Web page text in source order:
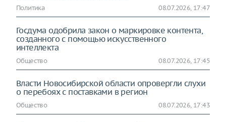
Политика 08.07.2026, 17:47
Госдума одобрила закон о маркировке контента,
созданного с помощью искусственного
интеллекта
Общество 08.07.2026, 17:45
Власти Новосибирской области опровергли слухи
о перебоях с поставками в регион
Общество 08.07.2026, 17:43